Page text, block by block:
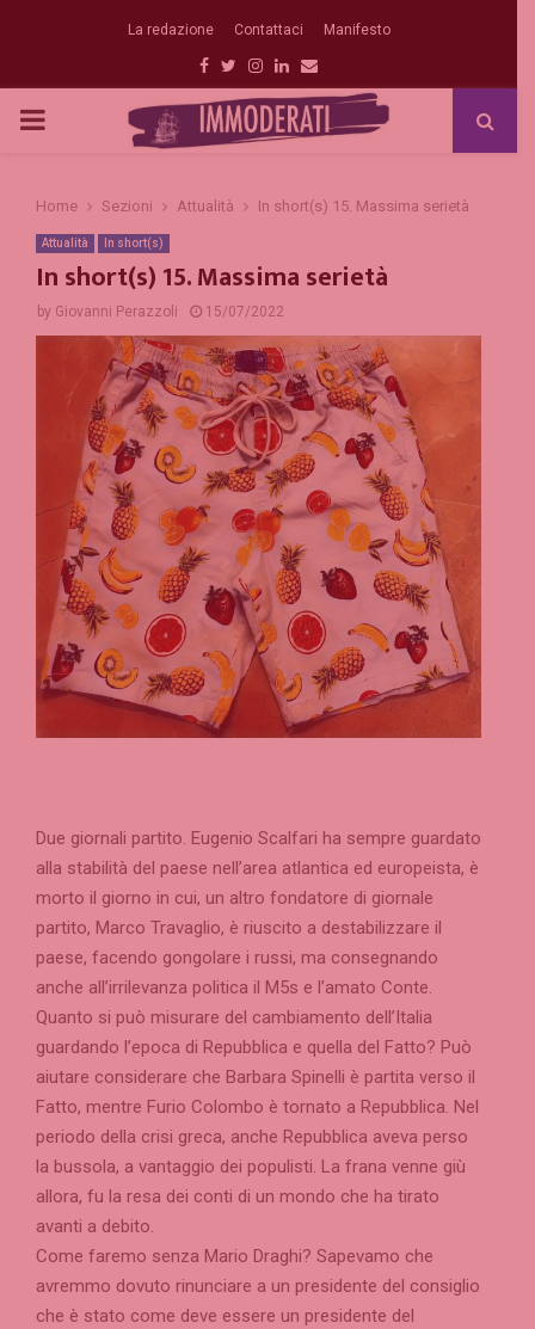
La redazione Contattaci Manifesto
Facebook
Twitter
Instagram
Linkedin
Email
PRIMARY
Home Sezioni Attualità In short(s) 15. Massima serietà
Attualità In short(s)
In short(s) 15. Massima serietà
by Giovanni Perazzoli 15/07/2022
Due giornali partito. Eugenio Scalfari ha sempre guardato
alla stabilità del paese nell’area atlantica ed europeista, è
morto il giorno in cui, un altro fondatore di giornale
partito, Marco Travaglio, è riuscito a destabilizzare il
paese, facendo gongolare i russi, ma consegnando
anche all’irrilevanza politica il M5s e l’amato Conte.
Quanto si può misurare del cambiamento dell’Italia
guardando l’epoca di Repubblica e quella del Fatto? Può
aiutare considerare che Barbara Spinelli è partita verso il
Fatto, mentre Furio Colombo è tornato a Repubblica. Nel
periodo della crisi greca, anche Repubblica aveva perso
la bussola, a vantaggio dei populisti. La frana venne giù
allora, fu la resa dei conti di un mondo che ha tirato
avanti a debito.
Come faremo senza Mario Draghi? Sapevamo che
avremmo dovuto rinunciare a un presidente del consiglio
che è stato come deve essere un presidente del